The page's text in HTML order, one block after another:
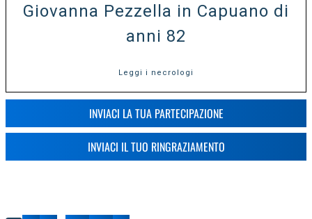
Giovanna Pezzella in Capuano di
anni 82
Leggi i necrologi
INVIACI LA TUA PARTECIPAZIONE
INVIACI IL TUO RINGRAZIAMENTO